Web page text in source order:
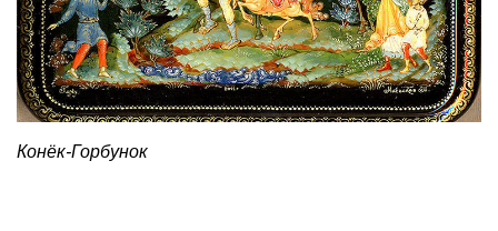
Конёк-Горбунок